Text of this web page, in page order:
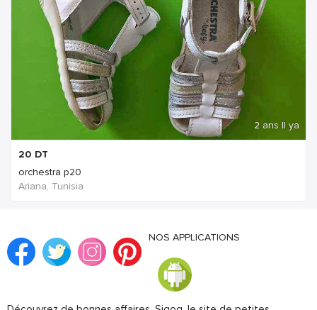
2 ans Il ya
20 DT
orchestra p20
Ariana, Tunisia
NOS APPLICATIONS